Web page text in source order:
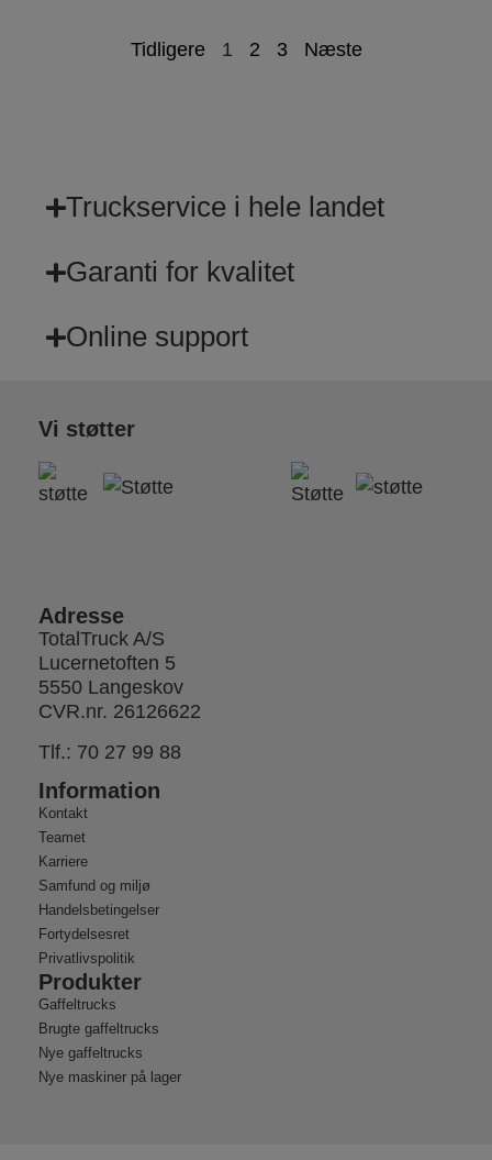
Tidligere 1 2 3 Næste
Truckservice i hele landet
Garanti for kvalitet
Online support
Vi støtter
Adresse
TotalTruck A/S
Lucernetoften 5
5550 Langeskov
CVR.nr. 26126622
Tlf.: 70 27 99 88
Information
Kontakt
Teamet
Karriere
Samfund og miljø
Handelsbetingelser
Fortydelsesret
Privatlivspolitik
Produkter
Gaffeltrucks
Brugte gaffeltrucks
Nye gaffeltrucks
Nye maskiner på lager